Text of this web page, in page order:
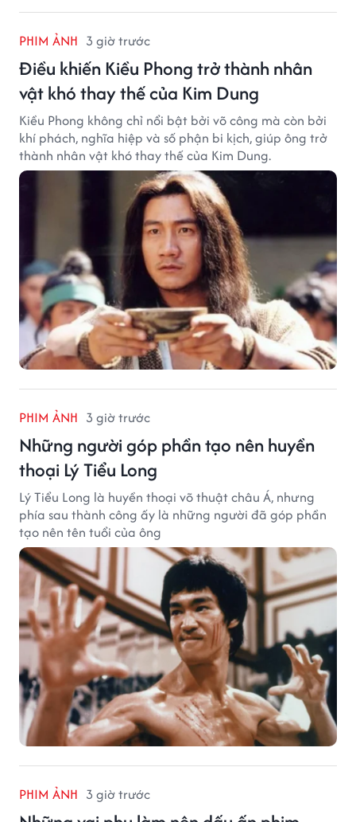
PHIM ẢNH 3 giờ trước
Điều khiến Kiều Phong trở thành nhân
vật khó thay thế của Kim Dung
Kiều Phong không chỉ nổi bật bởi võ công mà còn bởi
khí phách, nghĩa hiệp và số phận bi kịch, giúp ông trở
thành nhân vật khó thay thế của Kim Dung.
PHIM ẢNH 3 giờ trước
Những người góp phần tạo nên huyền
thoại Lý Tiểu Long
Lý Tiểu Long là huyền thoại võ thuật châu Á, nhưng
phía sau thành công ấy là những người đã góp phần
tạo nên tên tuổi của ông
PHIM ẢNH 3 giờ trước